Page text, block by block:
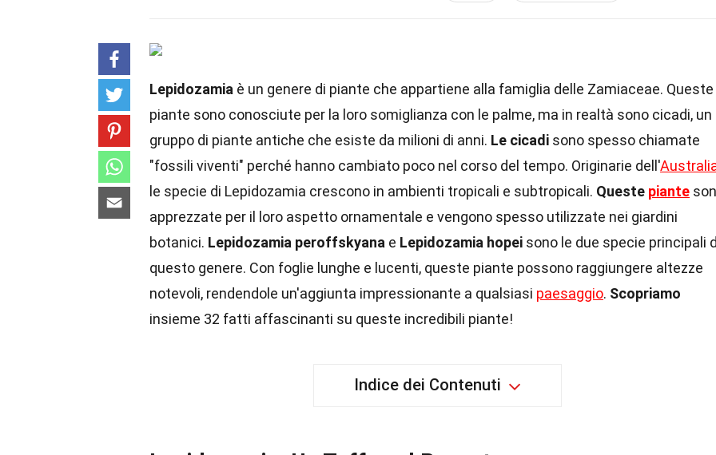
Lepidozamia è un genere di piante che appartiene alla famiglia delle Zamiaceae. Queste
piante sono conosciute per la loro somiglianza con le palme, ma in realtà sono cicadi, un
gruppo di piante antiche che esiste da milioni di anni. Le cicadi sono spesso chiamate
"fossili viventi" perché hanno cambiato poco nel corso del tempo. Originarie dell'
le specie di Lepidozamia crescono in ambienti tropicali e subtropicali. Queste piante
apprezzate per il loro aspetto ornamentale e vengono spesso utilizzate nei giardini
botanici. Lepidozamia peroffskyana e Lepidozamia hopei sono le due specie principali
questo genere. Con foglie lunghe e lucenti, queste piante possono raggiungere altezze
notevoli, rendendole un'aggiunta impressionante a qualsiasi paesaggio. Scopriamo
insieme 32 fatti affascinanti su queste incredibili piante!
Indice dei Contenuti